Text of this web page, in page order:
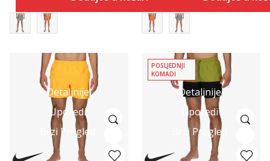
Detaljnije
Uporedi
Brzi Pregled
Detaljnije
Uporedi
Brzi Pregled
POSLJEDNJI
KOMADI